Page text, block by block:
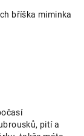
bříška miminka
pití a